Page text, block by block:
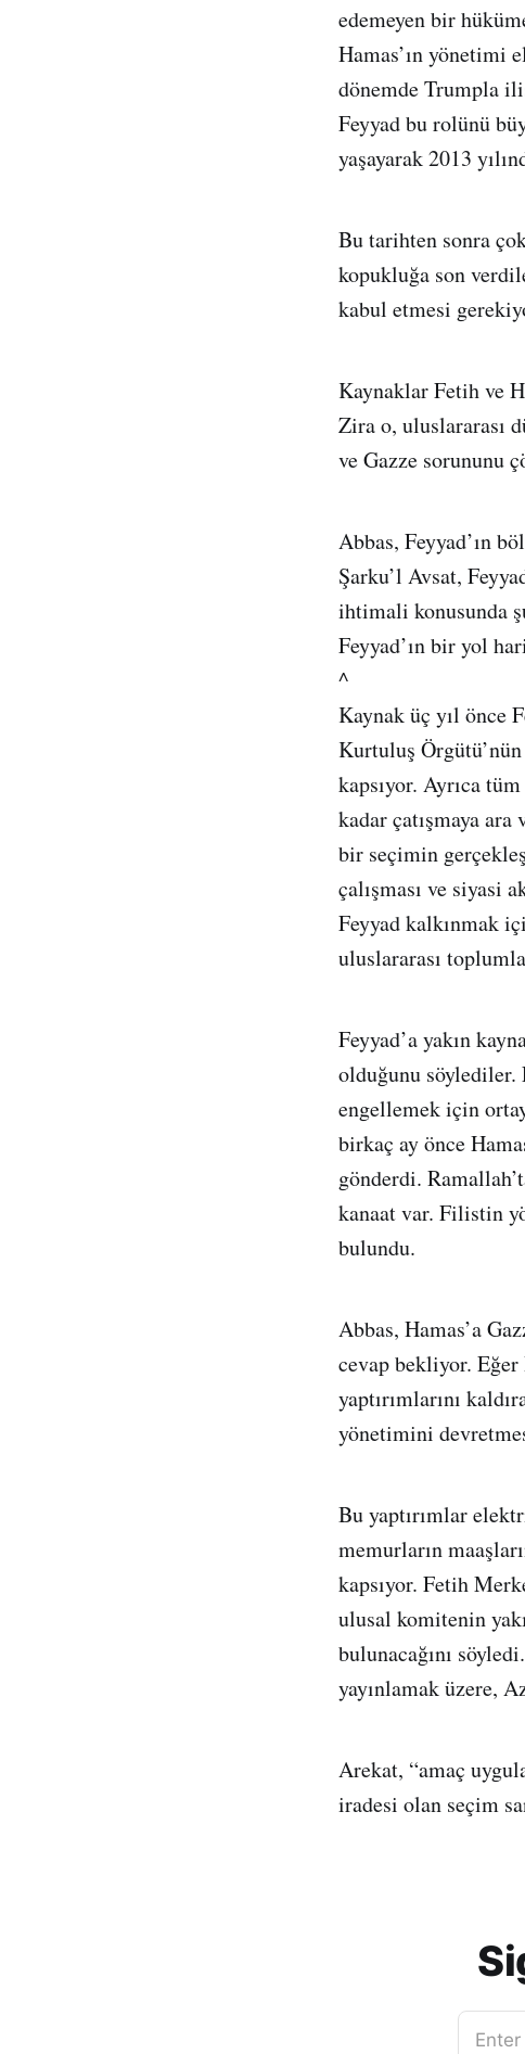
edemeyen bir
Hamas’ın yönetimi
dönemde Trumpla
Feyyad bu rolünü
yaşayarak 2013
Bu tarihten sonra
kopukluğa son
kabul etmesi
Kaynaklar Fetih ve
Zira o, uluslararası
ve Gazze sorununu
Abbas, Feyyad’ın
Şarku’l Avsat,
ihtimali konusunda
Feyyad’ın bir yol
^
Kaynak üç yıl önce
Kurtuluş
kapsıyor. Ayrıca
kadar çatışmaya
bir seçimin
çalışması ve siyasi
Feyyad kalkınmak
uluslararası
Feyyad’a yakın
olduğunu söylediler.
engellemek için
birkaç ay önce
gönderdi.
kanaat var. Filistin
bulundu.
Abbas, Hamas’a
cevap bekliyor.
yaptırımlarını
yönetimini
Bu yaptırımlar
memurların
kapsıyor. Fetih
ulusal komitenin
bulunacağını
yayınlamak üzere,
Arekat, “amaç
iradesi olan seçim